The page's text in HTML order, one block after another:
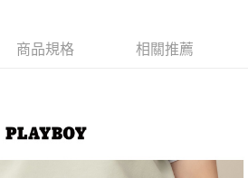
用金額請依後續交易確認頁面所載為準。
往確認交易或遇審核未通過，訂單將自動取
」等通路繳費。
程】
先享後付」後，將跳轉至「AFTEE先享後付」
認金額後，即可完成結帳。
含以上)免運費
商品規格 相關推薦